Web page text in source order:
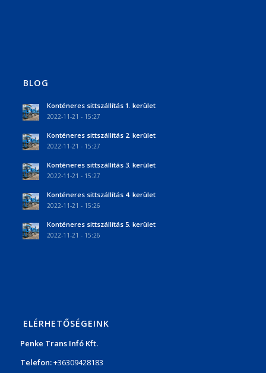
BLOG
Konténeres sittszállítás 1. kerület
2022-11-21 - 15:27
Konténeres sittszállítás 2. kerület
2022-11-21 - 15:27
Konténeres sittszállítás 3. kerület
2022-11-21 - 15:27
Konténeres sittszállítás 4. kerület
2022-11-21 - 15:26
Konténeres sittszállítás 5. kerület
2022-11-21 - 15:26
ELÉRHETŐSÉGEINK
Penke Trans Infó Kft.
Telefon:+36309428183